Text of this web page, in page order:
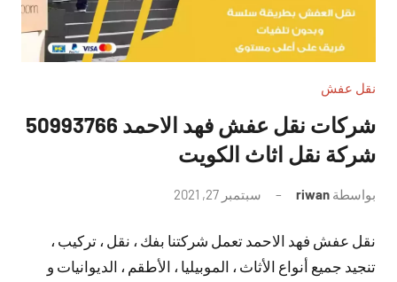
نقل عفش
شركات نقل عفش فهد الاحمد 50993766
شركة نقل اثاث الكويت
بواسطة riwan سبتمبر 27, 2021
تعليقات
نقل عفش فهد الاحمد تعمل شركتنا بفك ، نقل ، تركيب ،
تنجيد جميع أنواع الأثاث ، الموبيليا ، الأطقم ، الديوانيات و